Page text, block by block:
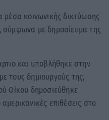
μέσα κοινωνικής δικτύωσης
σύμφωνα με δημοσίευμα της
και υποβλήθηκε στην
τους δημιουργούς της,
Οίκου δημοσιεύθηκε
επιθέσεις στο